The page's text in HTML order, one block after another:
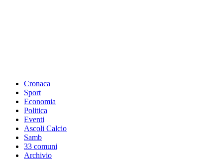
Cronaca
Sport
Economia
Politica
Eventi
Ascoli Calcio
Samb
33 comuni
Archivio